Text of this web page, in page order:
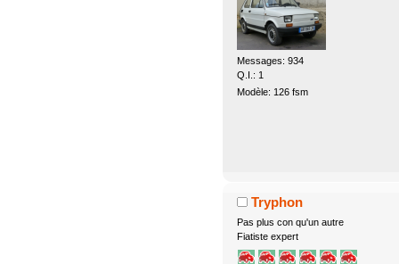
Messages: 934
Q.I.: 1
Modèle: 126 fsm
Tryphon
Pas plus con qu'un autre
Fiatiste expert